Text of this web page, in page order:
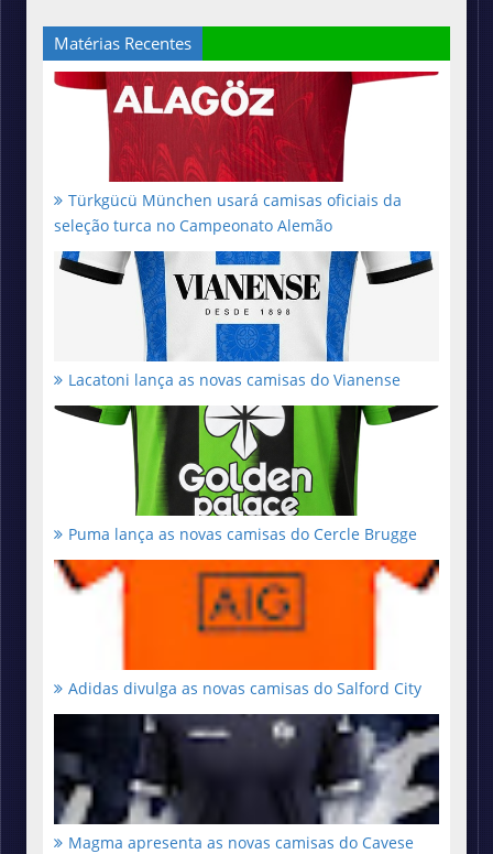
Matérias Recentes
Türkgücü München usará camisas oficiais da
seleção turca no Campeonato Alemão
Lacatoni lança as novas camisas do Vianense
Puma lança as novas camisas do Cercle Brugge
Adidas divulga as novas camisas do Salford City
Magma apresenta as novas camisas do Cavese